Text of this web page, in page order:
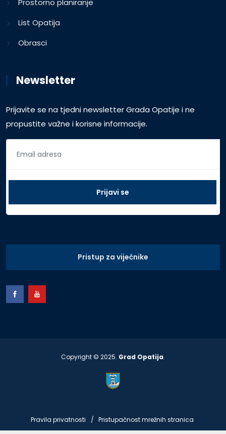
Prostorno planiranje
List Opatija
Obrasci
Newsletter
Prijavite se na tjedni newsletter Grada Opatije i ne
propustite važne i korisne informacije.
Pristup za vijećnike
Copyright © 2025. Grad Opatija.
Pravila privatnosti Pristupačnost mrežnih stranica